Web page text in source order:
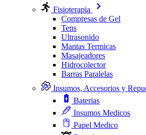
Fisioterapia
Compresas de Gel
Tens
Ultrasonido
Mantas Termicas
Masajeadores
Hidrocolector
Barras Paralelas
Insumos, Accesorios y
Baterias
Insumos Medicos
Papel Medico